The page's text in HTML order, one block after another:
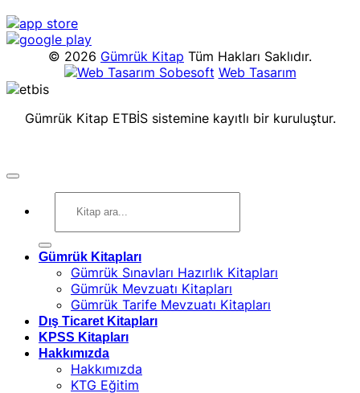
© 2026 Gümrük Kitap Tüm Hakları Saklıdır.
Sobesoft Web Tasarım
Gümrük Kitap ETBİS sistemine kayıtlı bir kuruluştur.
Gümrük Kitapları
Gümrük Sınavları Hazırlık Kitapları
Gümrük Mevzuatı Kitapları
Gümrük Tarife Mevzuatı Kitapları
Dış Ticaret Kitapları
KPSS Kitapları
Hakkımızda
Hakkımızda
KTG Eğitim